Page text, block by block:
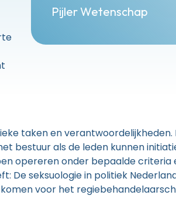
Pijler Wetenschap
taken en verantwoordelijkheden.
bestuur als de leden kunnen
opereren onder bepaalde criteria
De seksuologie in politiek
voor het